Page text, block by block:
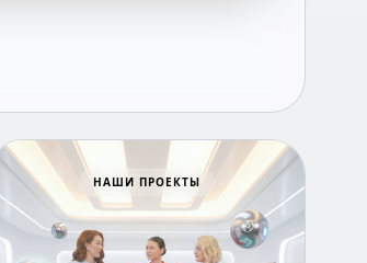
НАШИ ПРОЕКТЫ
Всё для победы